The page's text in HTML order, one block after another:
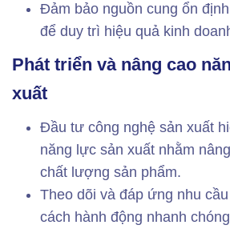
Đảm bảo nguồn cung ổn
để duy trì hiệu quả kinh
Phát triển và nâng cao
xuất
Đầu tư công nghệ sản xuất
năng lực sản xuất nhằm
chất lượng sản phẩm.
Theo dõi và đáp ứng nhu
cách hành động nhanh